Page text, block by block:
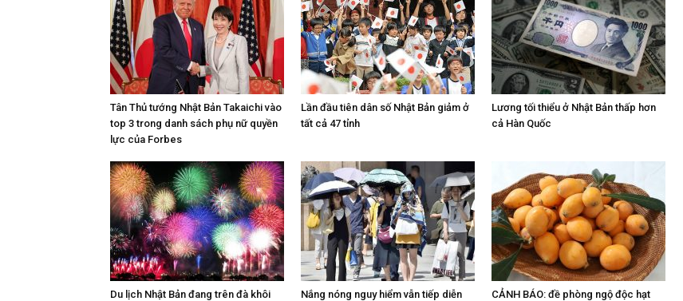
Tân Thủ tướng Nhật Bản Takaichi vào
top 3 trong danh sách phụ nữ quyền
lực của Forbes
Lần đầu tiên dân số Nhật Bản giảm ở
tất cả 47 tỉnh
Lương tối thiểu ở Nhật Bản thấp hơn
cả Hàn Quốc
Du lịch Nhật Bản đang trên đà khôi
Nắng nóng nguy hiểm vẫn tiếp diễn
CẢNH BÁO: đề phòng ngộ độc hạt